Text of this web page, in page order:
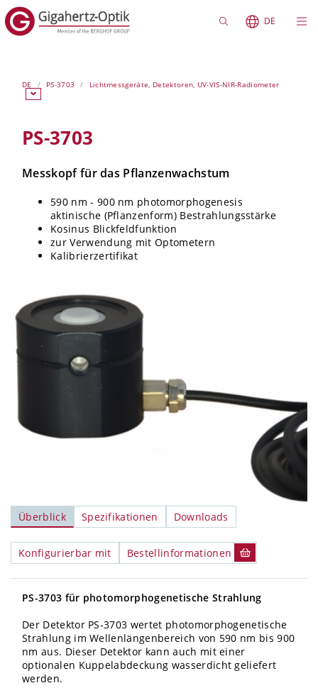
DE
DE PS-3703 Lichtmessgeräte, Detektoren, UV-VIS-NIR-Radiometer
PS-3703
Messkopf für das Pflanzenwachstum
590 nm - 900 nm photomorphogenesis
aktinische (Pflanzenform) Bestrahlungsstärke
Kosinus Blickfeldfunktion
zur Verwendung mit Optometern
Kalibrierzertifikat
Überblick Spezifikationen Downloads
Konfigurierbar mit Bestellinformationen
PS-3703 für photomorphogenetische Strahlung
Der Detektor PS-3703 wertet photomorphogenetische
Strahlung im Wellenlängenbereich von 590 nm bis 900
nm aus. Dieser Detektor kann auch mit einer
optionalen Kuppelabdeckung wasserdicht geliefert
werden.